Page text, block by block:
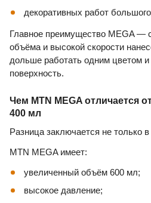
декоративных работ
Главное преимущество MEGA —
объёма и высокой скорости
дольше работать одним цветом
поверхность.
Чем MTN MEGA отличается
400 мл
Разница заключается не только
MTN MEGA имеет:
увеличенный объём 600 мл;
высокое давление;